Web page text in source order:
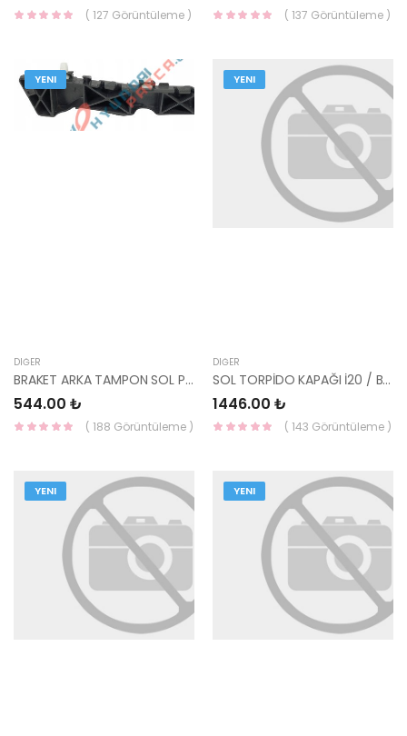
( 127 Görüntüleme ) ( 137 Görüntüleme )
YENI
DIĞER
BRAKET ARKA TAMPON SOL PİCANTO 86613-G6000 HMC
544.00 ₺
( 188 Görüntüleme )
YENI
DIĞER
SOL TORPİDO KAPAĞI İ20 / BAYON 84780-Q0000NNB HMC
1446.00 ₺
( 143 Görüntüleme )
YENI YENI